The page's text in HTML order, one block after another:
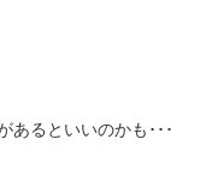
あるといいのかも･･･